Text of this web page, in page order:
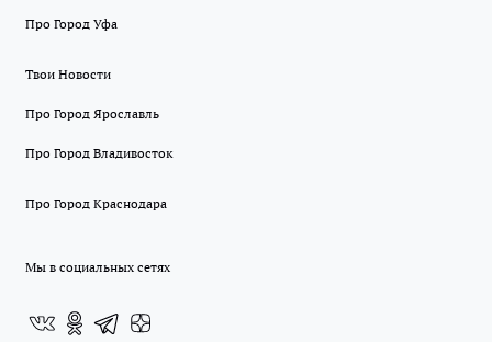
Про Город Уфа
Твои Новости
Про Город Ярославль
Про Город Владивосток
Про Город Краснодара
Мы в социальных сетях